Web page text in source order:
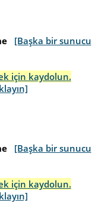
[Başka bir sunucu
için kaydolun.
[Başka bir sunucu
için kaydolun.